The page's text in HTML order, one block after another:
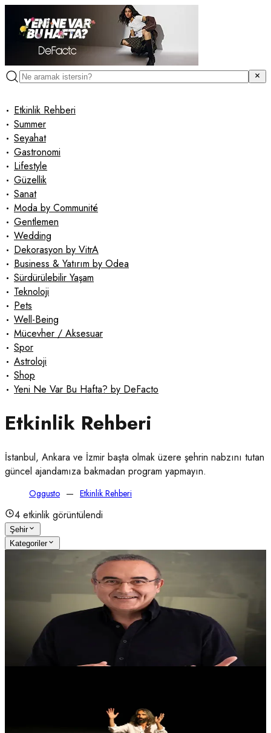
• Etkinlik Rehberi
• Summer
• Seyahat
• Gastronomi
• Lifestyle
• Güzellik
• Sanat
• Moda by Communité
• Gentlemen
• Wedding
• Dekorasyon by VitrA
• Business & Yatırım by Odea
• Sürdürülebilir Yaşam
• Teknoloji
• Pets
• Well-Being
• Mücevher / Aksesuar
• Spor
• Astroloji
• Shop
• Yeni Ne Var Bu Hafta? by DeFacto
Etkinlik Rehberi
İstanbul, Ankara ve İzmir başta olmak üzere şehrin nabzını tutan
güncel ajandamıza bakmadan program yapmayın.
Oggusto Etkinlik Rehberi
4 etkinlik görüntülendi
Şehir
Kategoriler
Kadıköy Selamiçeşme Özgürlük Parkı Amfi Tiyatro
Sunay Akın - Memleket Kumaşı
Memleket Kumaşı, Sunay Akın'ın tarih, edebiyat ve insan
hikâyelerini kendine özgü anlatımıyla buluşturduğu etkileyici bir
sahne gösterisi olarak izleyiciyle buluşuyor.
SATIN AL
Fırat Tanış ile Gelin Tanış Olalım
Gelin Tanış Olalım, türkülerin ve deyişlerin içtenlikle